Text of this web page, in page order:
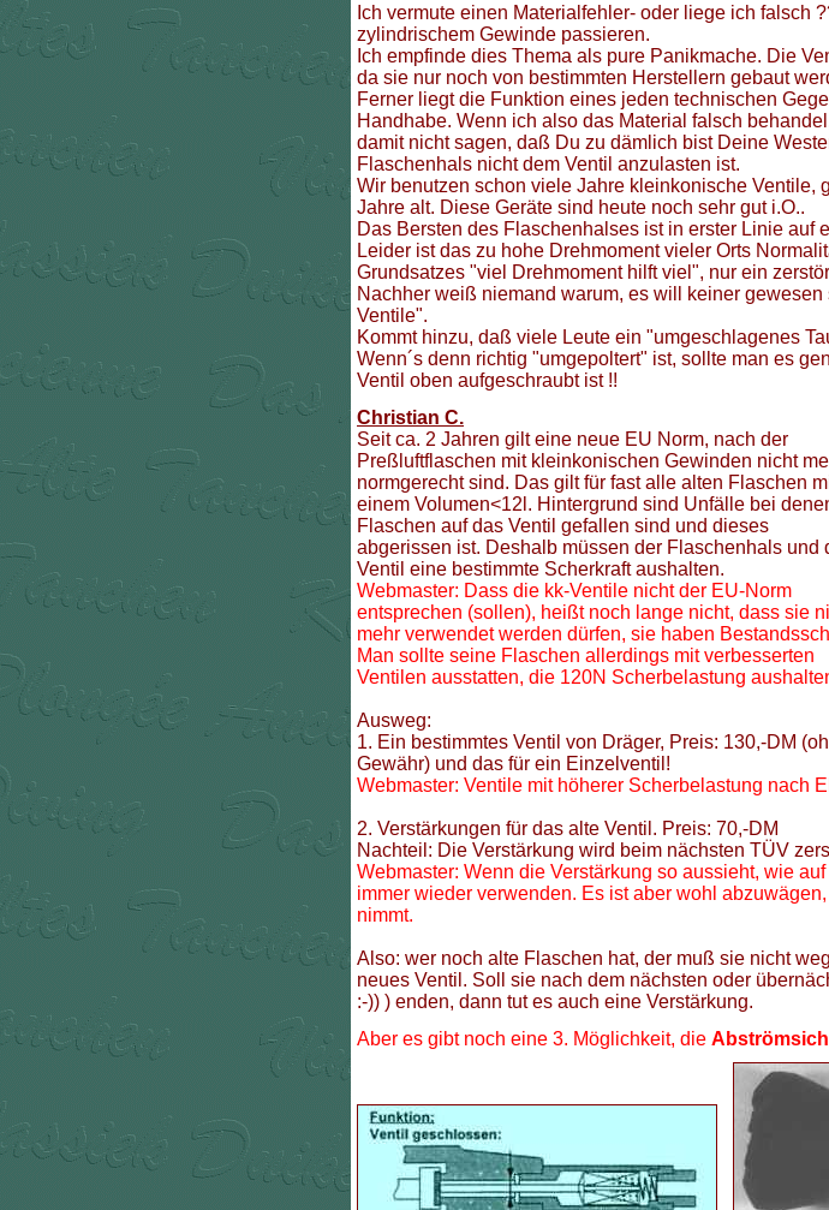
Ich vermute einen Materialfehler- oder liege ich falsch
zylindrischem Gewinde passieren.
Ich empfinde dies Thema als pure Panikmache. Die
da sie nur noch von bestimmten Herstellern gebaut
Ferner liegt die Funktion eines jeden technischen
Handhabe. Wenn ich also das Material falsch
damit nicht sagen, daß Du zu dämlich bist Deine
Flaschenhals nicht dem Ventil anzulasten ist.
Wir benutzen schon viele Jahre kleinkonische Ventile,
Jahre alt. Diese Geräte sind heute noch sehr gut i.O..
Das Bersten des Flaschenhalses ist in erster Linie auf
Leider ist das zu hohe Drehmoment vieler Orts
Grundsatzes "viel Drehmoment hilft viel", nur ein
Nachher weiß niemand warum, es will keiner
Ventile".
Kommt hinzu, daß viele Leute ein "umgeschlagenes
Wenn´s denn richtig "umgepoltert" ist, sollte man es
Ventil oben aufgeschraubt ist !!
Christian C.
Seit ca. 2 Jahren gilt eine neue EU Norm, nach der
Preßluftflaschen mit kleinkonischen Gewinden nicht
normgerecht sind. Das gilt für fast alle alten Flaschen
einem Volumen<12l. Hintergrund sind Unfälle bei
Flaschen auf das Ventil gefallen sind und dieses
abgerissen ist. Deshalb müssen der Flaschenhals und
Ventil eine bestimmte Scherkraft aushalten.
Webmaster: Dass die kk-Ventile nicht der EU-Norm
entsprechen (sollen), heißt noch lange nicht, dass sie
mehr verwendet werden dürfen, sie haben
Man sollte seine Flaschen allerdings mit verbesserten
Ventilen ausstatten, die 120N Scherbelastung
Ausweg:
1. Ein bestimmtes Ventil von Dräger, Preis: 130,-DM
Gewähr) und das für ein Einzelventil!
Webmaster: Ventile mit höherer Scherbelastung nach
2. Verstärkungen für das alte Ventil. Preis: 70,-DM
Nachteil: Die Verstärkung wird beim nächsten TÜV
Webmaster: Wenn die Verstärkung so aussieht, wie
immer wieder verwenden. Es ist aber wohl
nimmt.
Also: wer noch alte Flaschen hat, der muß sie nicht
neues Ventil. Soll sie nach dem nächsten oder
:-)) ) enden, dann tut es auch eine Verstärkung.
Aber es gibt noch eine 3. Möglichkeit, die